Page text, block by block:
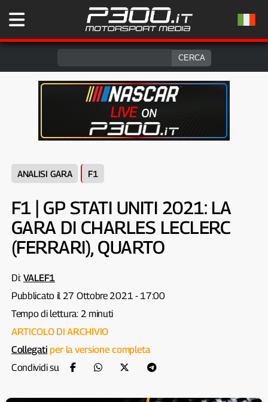
ANALISI GARA F1
F1 | GP STATI UNITI 2021: LA
GARA DI CHARLES LECLERC
(FERRARI), QUARTO
Di: VALEF1
Pubblicato il 27 Ottobre 2021 - 17:00
Tempo di lettura: 2 minuti
ARTICOLO DI ARCHIVIO
Collegati per la versione completa
Condividi su